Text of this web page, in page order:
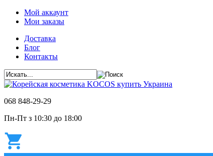
Мой аккаунт
Мои заказы
Доставка
Блог
Контакты
068 848-29-29
Пн-Пт з 10:30 до 18:00